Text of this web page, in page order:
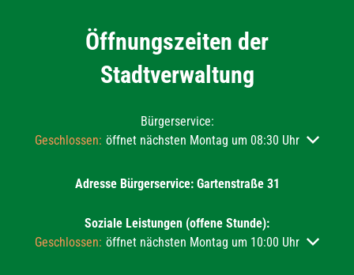
Öffnungszeiten der
Stadtverwaltung
Bürgerservice:
Klicken, um weitere Öffnungs- oder Schließzeiten
Geschlossen: öffnet nächsten Montag um 08:30 Uhr
Adresse Bürgerservice: Gartenstraße 31
Soziale Leistungen (offene Stunde):
Klicken, um weitere Öffnungs- oder Schließzeiten
Geschlossen: öffnet nächsten Montag um 10:00 Uhr